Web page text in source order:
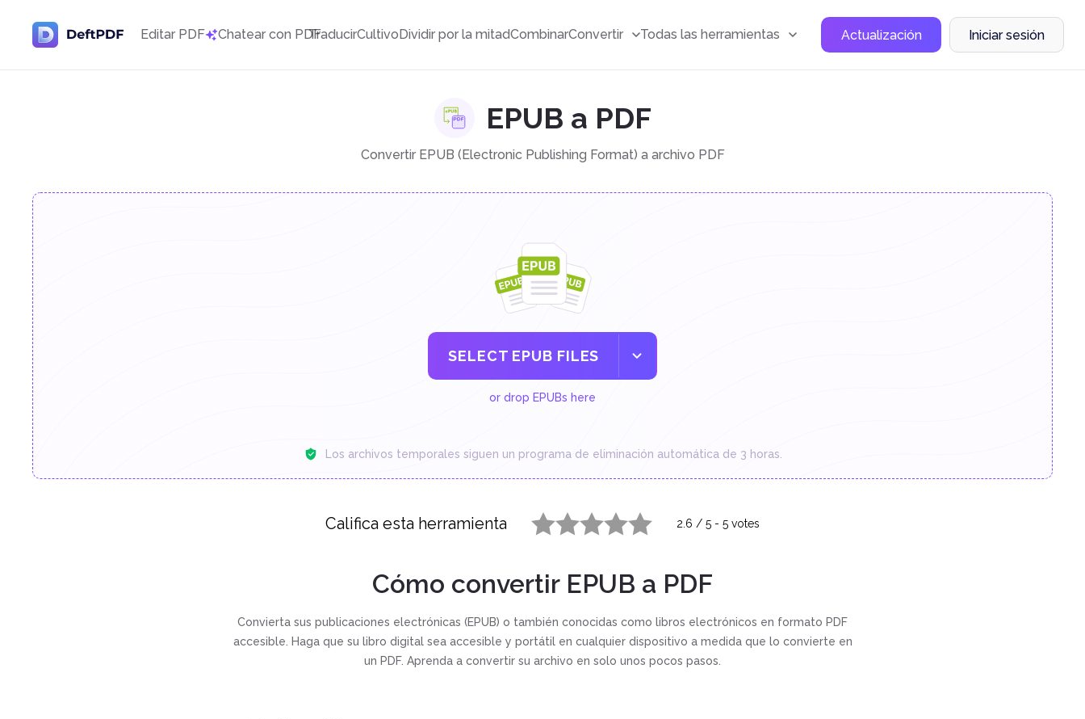
Editar PDF Chatear con PDFTraducirCultivoDividir por la mitadCombinarConvertir Todas las herramientas Actualización Iniciar sesión
EPUB a PDF
Convertir EPUB (Electronic Publishing Format) a archivo PDF
SELECT EPUB FILES
or drop EPUBs here
Los archivos temporales siguen un programa de eliminación automática de 3 horas.
Califica esta herramienta 2.6 / 5 - 5 votes
Cómo convertir EPUB a PDF
Convierta sus publicaciones electrónicas (EPUB) o también conocidas como libros electrónicos en formato PDF
accesible. Haga que su libro digital sea accesible y portátil en cualquier dispositivo a medida que lo convierte en
un PDF. Aprenda a convertir su archivo en solo unos pocos pasos.